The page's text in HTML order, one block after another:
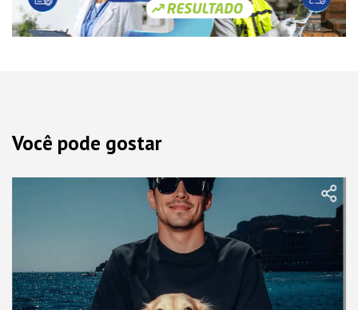
Você pode gostar